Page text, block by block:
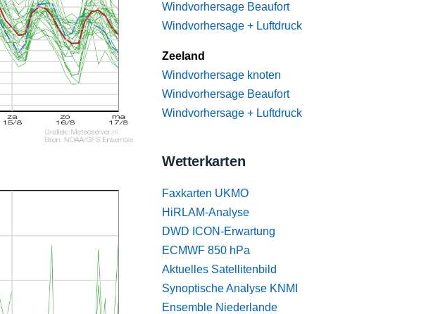
Windvorhersage Beaufort
Windvorhersage + Luftdruck
Zeeland
Windvorhersage knoten
Windvorhersage Beaufort
Windvorhersage + Luftdruck
Wetterkarten
Faxkarten UKMO
HiRLAM-Analyse
DWD ICON-Erwartung
ECMWF 850 ​​​​hPa
Aktuelles Satellitenbild
Synoptische Analyse KNMI
Ensemble Niederlande